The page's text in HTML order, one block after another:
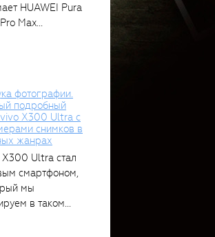
HUAWEI Pura
Max...
фотографии.
подробный
vivo X300 Ultra с
снимков в
жанрах
Ultra стал
смартфоном,
мы
в таком...